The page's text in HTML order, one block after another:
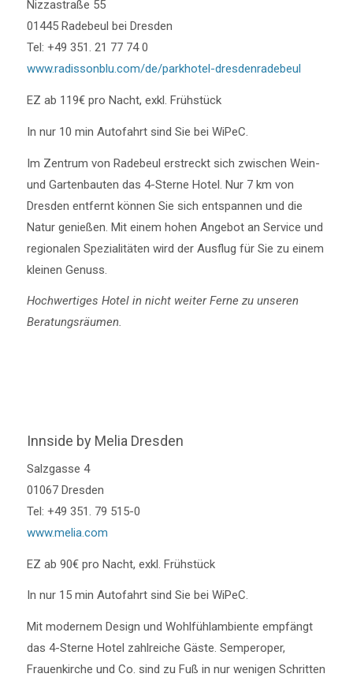
Nizzastraße 55
01445 Radebeul bei Dresden
Tel: +49 351. 21 77 74 0
www.radissonblu.com/de/parkhotel-dresdenradebeul
EZ ab 119€ pro Nacht, exkl. Frühstück
In nur 10 min Autofahrt sind Sie bei WiPeC.
Im Zentrum von Radebeul erstreckt sich zwischen Wein-
und Gartenbauten das 4-Sterne Hotel. Nur 7 km von
Dresden entfernt können Sie sich entspannen und die
Natur genießen. Mit einem hohen Angebot an Service und
regionalen Spezialitäten wird der Ausflug für Sie zu einem
kleinen Genuss.
Hochwertiges Hotel in nicht weiter Ferne zu unseren
Beratungsräumen.
Innside by Melia Dresden
Salzgasse 4
01067 Dresden
Tel: +49 351. 79 515-0
www.melia.com
EZ ab 90€ pro Nacht, exkl. Frühstück
In nur 15 min Autofahrt sind Sie bei WiPeC.
Mit modernem Design und Wohlfühlambiente empfängt
das 4-Sterne Hotel zahlreiche Gäste. Semperoper,
Frauenkirche und Co. sind zu Fuß in nur wenigen Schritten